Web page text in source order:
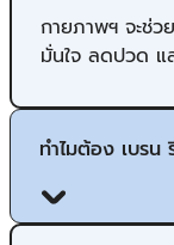
กายภาพฯ จะช่ว
มั่นใจ ลดปวด แ
ทำไมต้อง เบร